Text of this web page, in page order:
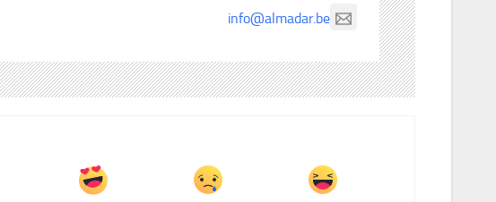
info@almadar.be